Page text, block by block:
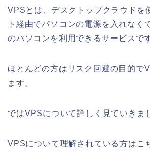
VPSとは、デスクトップクラウドを
ト経由でパソコンの電源を入れなく
のパソコンを利用できるサービスで
ほとんどの方はリスク回避の目的で
ます。
ではVPSについて詳しく見ていきま
VPSについて理解されている方はこ